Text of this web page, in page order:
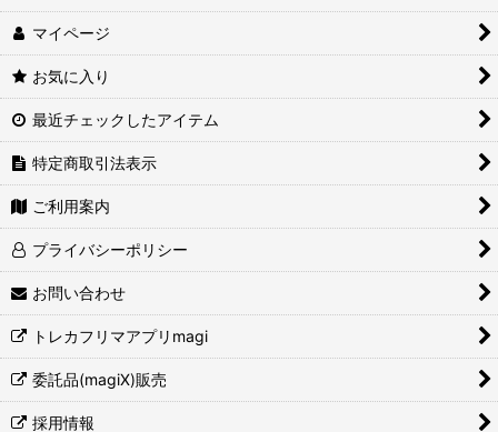
マイページ
お気に入り
最近チェックしたアイテム
特定商取引法表示
ご利用案内
プライバシーポリシー
お問い合わせ
トレカフリマアプリmagi
委託品(magiX)販売
採用情報